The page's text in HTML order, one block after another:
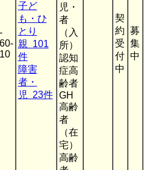
子ど
も・ひ
とり
親 101
件
障害
者・
児 23件
児・
者
（入
所）
認知
症高
齢者
GH
高齢
者
（在
宅）
高齢
契
約
受
付
中
募
集
中